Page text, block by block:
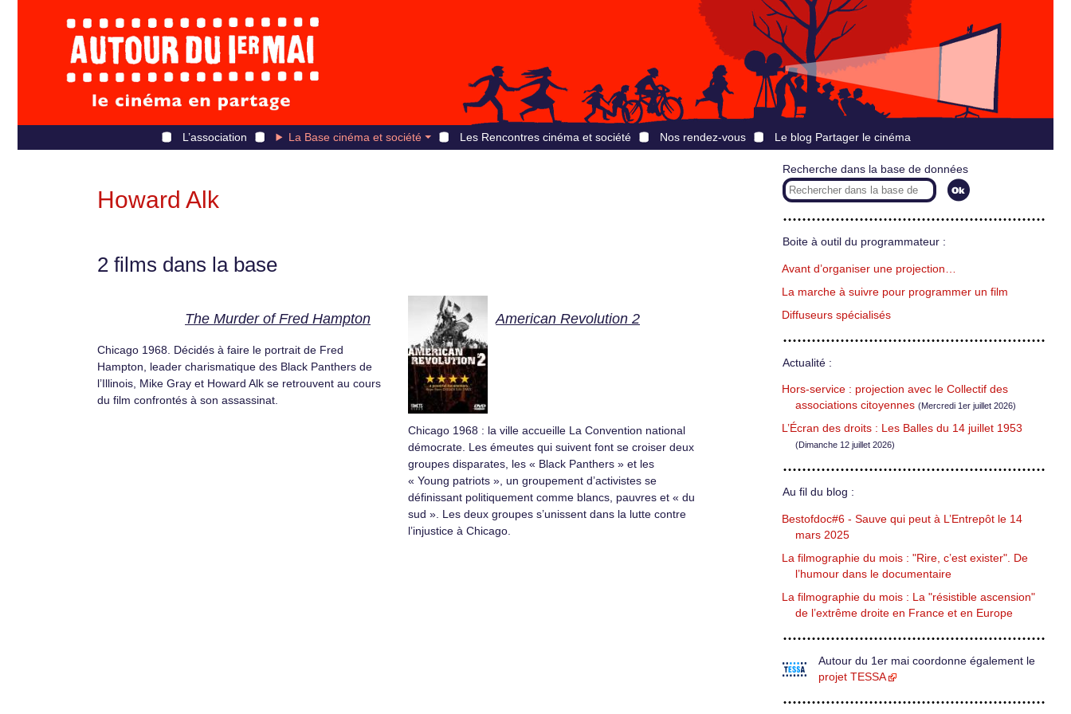
L’association La Base cinéma et société Les Rencontres cinéma et société Nos rendez-vous Le blog Partager le cinéma
Howard Alk
2 films dans la base
The Murder of Fred Hampton
Chicago 1968. Décidés à faire le portrait de Fred
Hampton, leader charismatique des Black Panthers de
l’Illinois, Mike Gray et Howard Alk se retrouvent au cours
du film confrontés à son assassinat.
American Revolution 2
Chicago 1968 : la ville accueille La Convention national
démocrate. Les émeutes qui suivent font se croiser deux
groupes disparates, les « Black Panthers » et les
« Young patriots », un groupement d’activistes se
définissant politiquement comme blancs, pauvres et « du
sud ». Les deux groupes s’unissent dans la lutte contre
l’injustice à Chicago.
Recherche dans la base de données
Boite à outil du programmateur :
Avant d’organiser une projection…
La marche à suivre pour programmer un film
Diffuseurs spécialisés
Actualité :
Hors-service : projection avec le Collectif des
associations citoyennes (Mercredi 1er juillet 2026)
L’Écran des droits : Les Balles du 14 juillet 1953
(Dimanche 12 juillet 2026)
Au fil du blog :
Bestofdoc#6 - Sauve qui peut à L’Entrepôt le 14
mars 2025
La filmographie du mois : "Rire, c’est exister". De
l’humour dans le documentaire
La filmographie du mois : La "résistible ascension"
de l’extrême droite en France et en Europe
Autour du 1er mai coordonne également le
projet TESSA